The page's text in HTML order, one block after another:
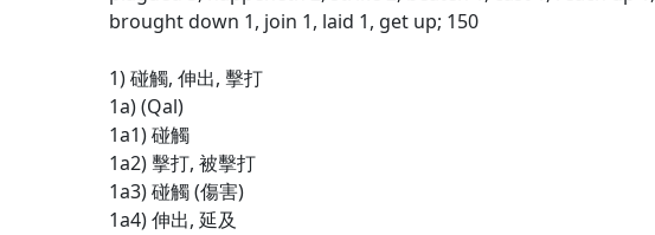
brought down 1, join 1, laid 1, get up; 150
1) 碰觸, 伸出, 擊打
1a) (Qal)
1a1) 碰觸
1a2) 擊打, 被擊打
1a3) 碰觸 (傷害)
1a4) 伸出, 延及